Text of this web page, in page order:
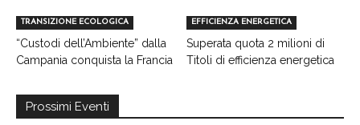
TRANSIZIONE ECOLOGICA
“Custodi dell’Ambiente” dalla
Campania conquista la Francia
EFFICIENZA ENERGETICA
Superata quota 2 milioni di
Titoli di efficienza energetica
Prossimi Eventi